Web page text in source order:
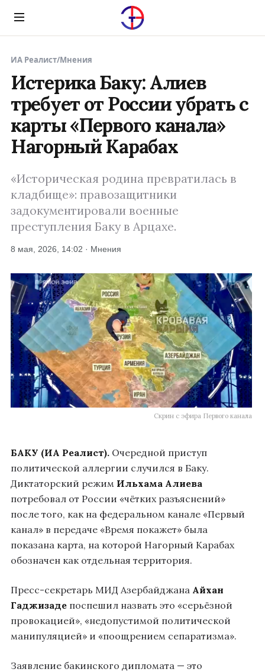
Menu
ИА Реалист/Мнения
Истерика Баку: Алиев
требует от России убрать с
карты «Первого канала»
Нагорный Карабах
«Историческая родина превратилась в
кладбище»: правозащитники
задокументировали военные
преступления Баку в Арцахе.
8 мая, 2026, 14:02 · Мнения
Скрин с эфира Первого канала
БАКУ (ИА Реалист). Очередной приступ
политической аллергии случился в Баку.
Диктаторский режим Ильхама Алиева
потребовал от России «чётких разъяснений»
после того, как на федеральном канале «Первый
канал» в передаче «Время покажет» была
показана карта, на которой Нагорный Карабах
обозначен как отдельная территория.
Пресс-секретарь МИД Азербайджана Айхан
Гаджизаде поспешил назвать это «серьёзной
провокацией», «недопустимой политической
манипуляцией» и «поощрением сепаратизма».
Заявление бакинского дипломата — это